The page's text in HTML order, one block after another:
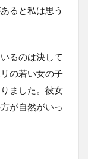
ると私は思う
るのは決して
の若い女の子
ました。彼女
が自然がいっ